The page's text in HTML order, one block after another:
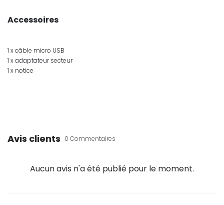
Accessoires
1 x câble micro USB
1 x adaptateur secteur
1 x notice
Avis clients 0 Commentaires
Aucun avis n'a été publié pour le moment.